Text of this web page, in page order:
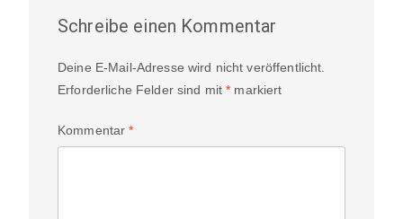
Schreibe einen Kommentar
Deine E-Mail-Adresse wird nicht veröffentlicht.
Erforderliche Felder sind mit* markiert
Kommentar*